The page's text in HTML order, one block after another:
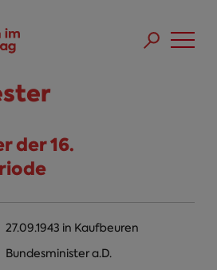
der 16.
27.09.1943 in Kaufbeuren
Bundesminister a.D.